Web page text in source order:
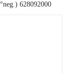
628092000